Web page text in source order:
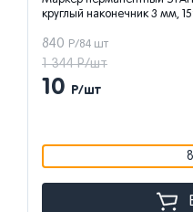
круглый наконечник 3 мм,
840 Р/84 шт
1 344 Р/шт
10 Р/шт